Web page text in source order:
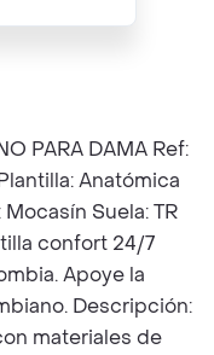
PARA DAMA Ref:
Anatómica
Suela: TR
confort 24/7
Apoye la
Descripción:
materiales de